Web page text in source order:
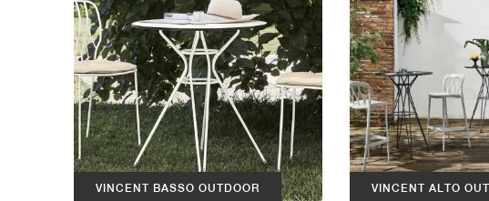
VINCENT BASSO OUTDOOR VINCENT ALTO